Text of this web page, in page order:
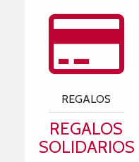
REGALOS
REGALOS
SOLIDARIOS